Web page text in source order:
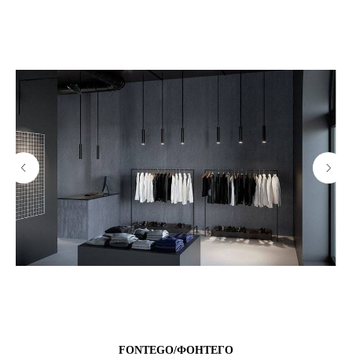
FONTEGO/ФОНТЕГО